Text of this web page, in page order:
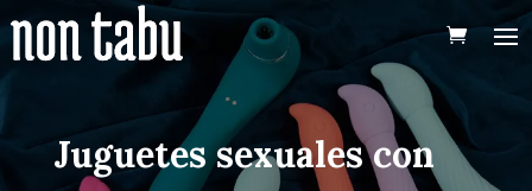
Juguetes sexuales con